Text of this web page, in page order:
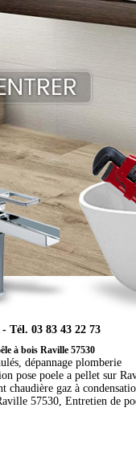
Tél. 03 83 43 22 73
à bois Raville 57530
dépannage plomberie
pose poele a pellet sur
gaz à
57530, Entretien de